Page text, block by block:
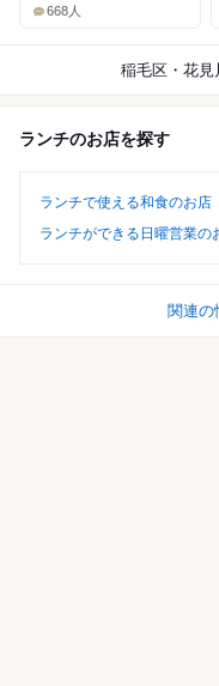
668人
稲毛区・花見
ランチのお店を探す
ランチで使える和食のお店
ランチができる日曜営業の
関連の